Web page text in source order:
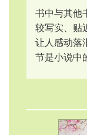
书中与其他
较写实、贴
让人感动落
节是小说中